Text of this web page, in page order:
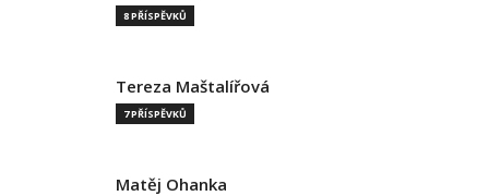
8 PŘÍSPĚVKŮ
Tereza Maštalířová
7 PŘÍSPĚVKŮ
Matěj Ohanka